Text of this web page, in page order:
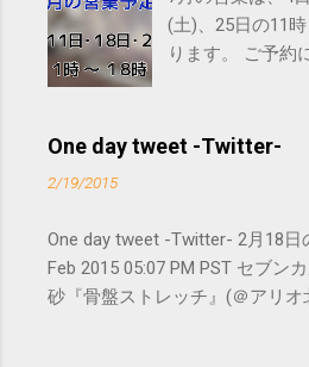
(土)、25日の11
ります。 ご予約
れないことがあ
お問い合わせは
One day tweet -Twitter-
2/19/2015
One day tweet -Twitter- 2月18日
Feb 2015 05:07 PM PST セブン
砂『骨盤ストレッチ』(＠アリオ
subscribed to email updates